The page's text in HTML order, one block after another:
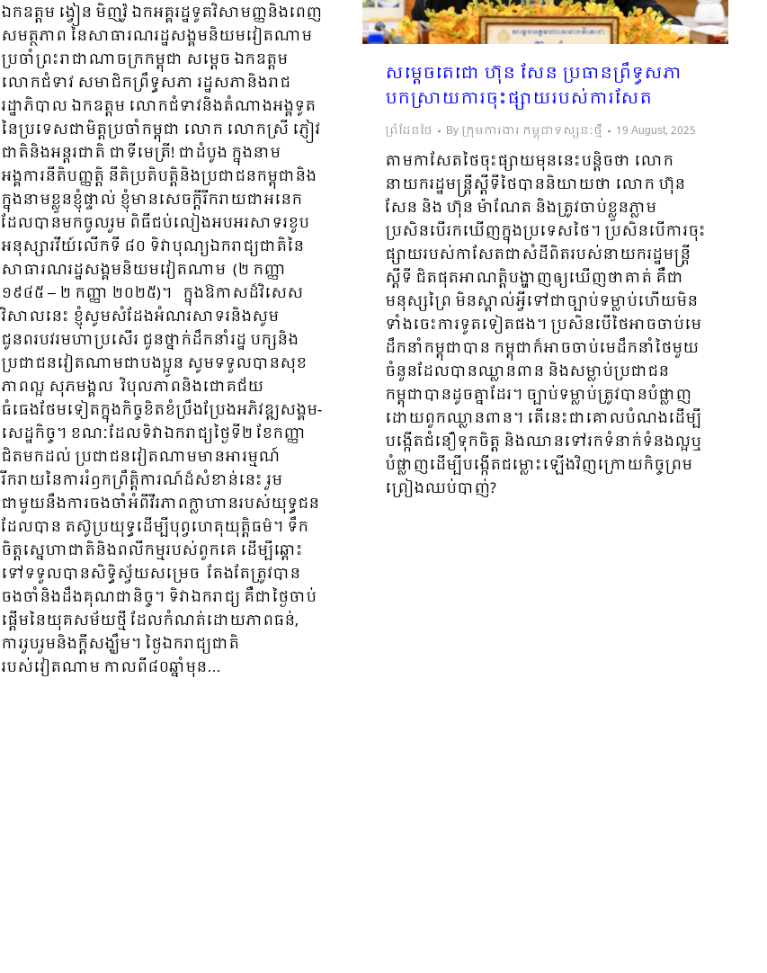
ឯកឧត្តម ង្វៀន មិញវ៉ូ ឯកអគ្គរដ្ឋទូតវិសាមញ្ញនិងពេញ
សមត្ថភាព នៃសាធារណរដ្ឋសង្គមនិយមវៀតណាម
ប្រចាំព្រះរាជាណាចក្រកម្ពុជា​ សម្តេច ឯកឧត្តម​
លោកជំទាវ សមាជិកព្រឹទ្ធសភា រដ្ឋសភានិងរាជ
រដ្ឋាភិបាល ឯកឧត្តម លោកជំទាវនិងតំណាងអង្គទូត
នៃប្រទេសជាមិត្តប្រចាំកម្ពុជា លោក លោកស្រី ភ្ញៀវ
ជាតិនិងអន្តរជាតិ ជាទីមេត្រី! ជាដំបូង ក្នុងនាម
អង្គការនីតិបញ្ញត្តិ នីតិប្រតិបត្តិនិងប្រជាជនកម្ពុជានិង
ក្នុងនាមខ្លួនខ្ញុំផ្ទាល់ ខ្ញុំមានសេចក្តីរីករាយជាអនេក​
ដែលបានមកចូលរួម ពិធីជប់លៀងអបអរសាទរខួប
អនុស្សារវីយ៍លើកទី ៨០ ទិវាបុណ្យឯករាជ្យជាតិនៃ
សាធារណរដ្ឋសង្គមនិយមវៀតណាម (២ កញ្ញា
១៩៤៥ – ២ កញ្ញា ២០២៥)។​ ក្នុងឱកាស​ដ៏វិសេស
វិសាលនេះ ខ្ញុំសូមសំដែងអំណរសាទរនិងសូម
ជូនពរបវរមហាប្រសើរ ជូនថ្នាក់ដឹកនាំរដ្ឋ បក្សនិង
ប្រជាជនវៀតណាមជាបងប្អូន សូមទទួលបានសុខ
ភាពល្អ សុភមង្គល វិបុលភាពនិងជោគជ័យ
ធំធេងថែមទៀតក្នុងកិច្ចខិតខំប្រឹងប្រែងអភិវឌ្ឍសង្គម-
សេដ្ឋកិច្ច។ ខណៈដែលទិវាឯករាជ្យថ្ងៃទី២ ខែកញ្ញា
ជិតមកដល់ ប្រជាជនវៀតណាមមានអារម្មណ៍
រីករាយនៃការរំឭកព្រឹត្តិការណ៍ដ៏សំខាន់នេះ រួម
ជាមួយនឹងការចងចាំអំពីវីរភាពក្លាហានរបស់យុទ្ធជន
ដែលបាន តស៊ូប្រយុទ្ធដើម្បីបុព្វហេតុយុត្តិធម៌។ ទឹក
ចិត្តស្នេហាជាតិនិងពលីកម្មរបស់ពួកគេ ដើម្បីឆ្ពោះ
ទៅទទួលបានសិទ្ធិស្វ័យសម្រេច តែងតែត្រូវបាន
ចងចាំនិងដឹងគុណជានិច្ច។ ទិវាឯករាជ្យ គឺជាថ្ងៃចាប់
ផ្តើមនៃយុគសម័យថ្មី ដែលកំណត់ដោយភាពធន់,
ការរួបរួមនិងក្តីសង្ឃឹម។ ថ្ងៃឯករាជ្យជាតិ
របស់វៀតណាម កាលពី៨០ឆ្នាំមុន…
សម្ដេចតេជោ ហ៊ុន សែន ប្រធានព្រឹទ្ធសភា
បកស្រាយការចុះផ្សាយរបស់ការសែត
ព្រំដែនថៃ By ក្រុមការងារ កម្ពុជាទស្សនៈថ្មី 19 August, 2025
តាមកាសែតថៃចុះផ្សាយមុននេះបន្តិចថា លោក
នាយករដ្ឋមន្ត្រីស្តីទីថៃបាននិយាយថា លោក ហ៊ុន
សែន និង ហ៊ុន ម៉ាណែត និងត្រូវចាប់ខ្លួនភ្លាម
ប្រសិនបើរកឃើញក្នុងប្រទេសថៃ។ ប្រសិនបើការចុះ
ផ្សាយរបស់កាសែតជាសំដីពិតរបស់នាយករដ្ឋមន្ត្រី
ស្តីទី ជិតផុតអាណត្តិបង្ហាញឲ្យឃើញថាគាត់ គឺជា
មនុស្សព្រៃ មិនស្គាល់អ្វីទៅជាច្បាប់ទម្លាប់ហើយមិន
ទាំងចេះការទូតទៀតផង។ ប្រសិនបើថៃអាចចាប់មេ
ដឹកនាំកម្ពុជាបាន កម្ពុជាក៏អាចចាប់មេដឹកនាំថៃមួយ
ចំនួនដែលបានឈ្លានពាន និងសម្លាប់ប្រជាជន
កម្ពុជាបានដូចគ្នាដែរ។ ច្បាប់ទម្លាប់ត្រូវបានបំផ្លាញ
ដោយពួកឈ្លានពាន។ តើនេះជាគោលបំណងដើម្បី
បង្កើតជំនឿទុកចិត្ត និងឈានទៅរកទំនាក់ទំនងល្អឬ
បំផ្លាញដើម្បីបង្កើតជម្លោះឡើងវិញក្រោយកិច្ចព្រម
ព្រៀងឈប់បាញ់?